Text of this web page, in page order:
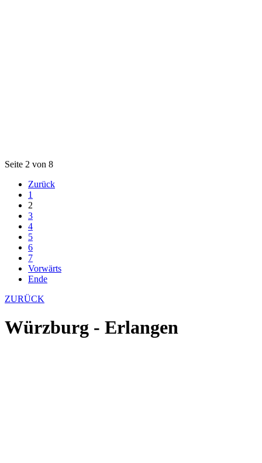
Seite 2 von 8
Zurück
1
2
3
4
5
6
7
Vorwärts
Ende
ZURÜCK
Würzburg - Erlangen